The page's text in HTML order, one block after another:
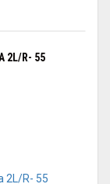
2L/R- 55